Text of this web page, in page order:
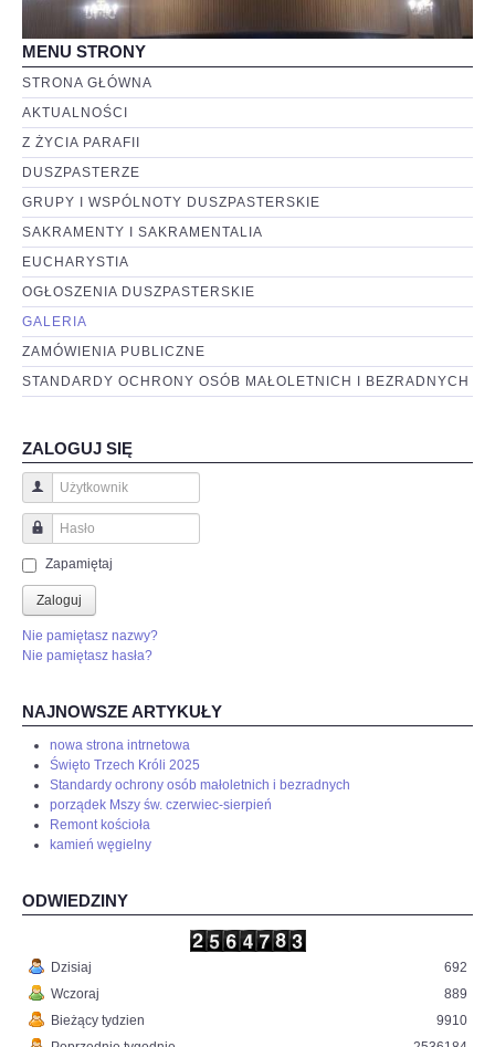
MENU STRONY
STRONA GŁÓWNA
AKTUALNOŚCI
Z ŻYCIA PARAFII
DUSZPASTERZE
GRUPY I WSPÓLNOTY DUSZPASTERSKIE
SAKRAMENTY I SAKRAMENTALIA
EUCHARYSTIA
OGŁOSZENIA DUSZPASTERSKIE
GALERIA
ZAMÓWIENIA PUBLICZNE
STANDARDY OCHRONY OSÓB MAŁOLETNICH I BEZRADNYCH
ZALOGUJ SIĘ
Użytkownik
Hasło
Zapamiętaj
Zaloguj
Nie pamiętasz nazwy?
Nie pamiętasz hasła?
NAJNOWSZE ARTYKUŁY
nowa strona intrnetowa
Święto Trzech Króli 2025
Standardy ochrony osób małoletnich i bezradnych
porządek Mszy św. czerwiec-sierpień
Remont kościoła
kamień węgielny
ODWIEDZINY
Dzisiaj
Wczoraj
Bieżący tydzien
692
889
9910